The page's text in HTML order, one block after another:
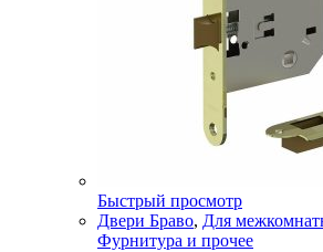
Быстрый просмотр
Двери Браво, Для
Фурнитура и прочее